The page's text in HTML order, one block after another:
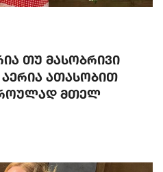
თუ მასობრივი
ათასობით
მთელ